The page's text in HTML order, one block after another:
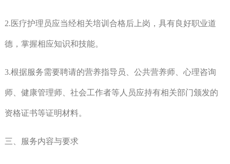
2.医疗护理员应当经相关培训合格后上岗，具有良好职业道
德，掌握相应知识和技能。
3.根据服务需要聘请的营养指导员、公共营养师、心理咨询
师、健康管理师、社会工作者等人员应持有相关部门颁发的
资格证书等证明材料。
三、服务内容与要求